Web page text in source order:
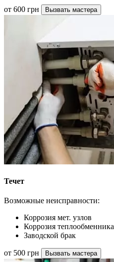
от 600 грн Вызвать мастера
Течет
Возможные неисправности:
Коррозия мет. узлов
Коррозия теплообменника
Заводской брак
от 500 грн Вызвать мастера